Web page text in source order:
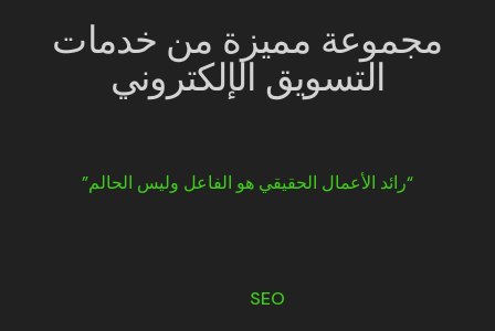
مجموعة مميزة من خدمات
التسويق الإلكتروني
“رائد الأعمال الحقيقي هو الفاعل وليس الحالم”
SEO